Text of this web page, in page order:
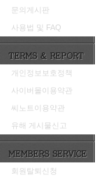
문의게시판
사용법 및 FAQ
개인정보보호정책
사이버몰이용약관
씨노트이용약관
유해 게시물신고
회원탈퇴신청